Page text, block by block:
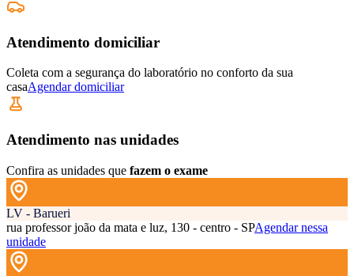
Atendimento domiciliar
Coleta com a segurança do laboratório no conforto da sua
casaAgendar domiciliar
Atendimento nas unidades
Confira as unidades que fazem o exame
LV - Barueri
rua professor joão da mata e luz, 130 - centro - SPAgendar nessa
unidade